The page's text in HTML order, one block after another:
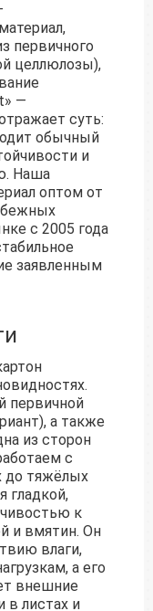
первичного
целлюлозы),
—
суть:
обычный
и
Наша
оптом от
с 2005 года
заявленным
первичной
а также
из сторон
с
до тяжёлых
гладкой,
к
и вмятин. Он
влаги,
а его
внешние
в листах и